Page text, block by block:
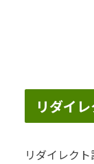
リダイ
リダイレク